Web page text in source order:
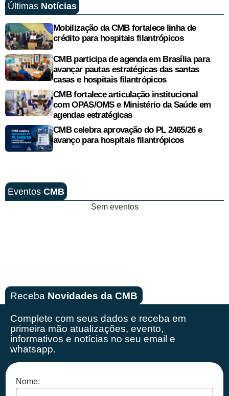
Últimas Notícias
Mobilização da CMB fortalece linha de
crédito para hospitais filantrópicos
CMB participa de agenda em Brasília para
avançar pautas estratégicas das santas
casas e hospitais filantrópicos
CMB fortalece articulação institucional
com OPAS/OMS e Ministério da Saúde em
agendas estratégicas
CMB celebra aprovação do PL 2465/26 e
avanço para hospitais filantrópicos
Eventos CMB
Sem eventos
Receba Novidades da CMB
Complete com seus dados e receba em
primeira mão atualizações, evento,
informativos e notícias no seu email e
whatsapp.
Nome: